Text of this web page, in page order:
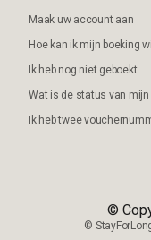
Maak uw account aan
Hoe kan ik mijn boeking
Ik heb nog niet geboekt...
Wat is de status van mijn
Ik heb twee
©
©